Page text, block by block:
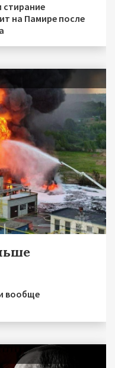
стирание
на Памире после
вообще